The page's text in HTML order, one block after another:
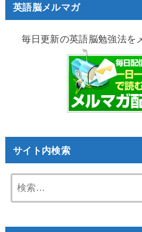
英語脳メルマガ
毎日更新の英語脳勉強法を
サイト内検索
索